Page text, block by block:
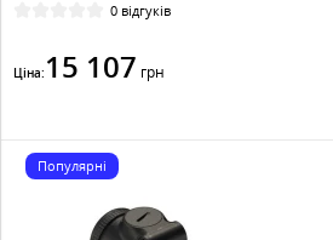
0 відгуків
Ціна: 15 107 грн
Популярні